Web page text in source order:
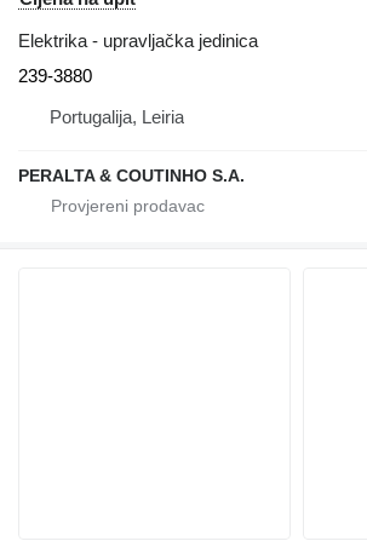
Elektrika - upravljačka jedinica
239-3880
Portugalija, Leiria
PERALTA & COUTINHO S.A.